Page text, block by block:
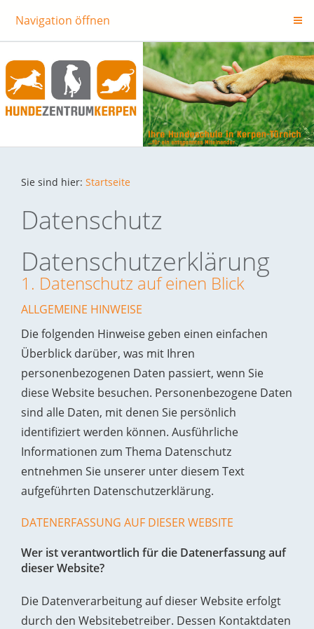
Navigation öffnen
Sie sind hier: Startseite
Datenschutz
Datenschutz­erklärung
1. Datenschutz auf einen Blick
ALLGEMEINE HINWEISE
Die folgenden Hinweise geben einen einfachen
Überblick darüber, was mit Ihren
personenbezogenen Daten passiert, wenn Sie
diese Website besuchen. Personenbezogene Daten
sind alle Daten, mit denen Sie persönlich
identifiziert werden können. Ausführliche
Informationen zum Thema Datenschutz
entnehmen Sie unserer unter diesem Text
aufgeführten Datenschutzerklärung.
DATENERFASSUNG AUF DIESER WEBSITE
Wer ist verantwortlich für die Datenerfassung auf
dieser Website?
Die Datenverarbeitung auf dieser Website erfolgt
durch den Websitebetreiber. Dessen Kontaktdaten